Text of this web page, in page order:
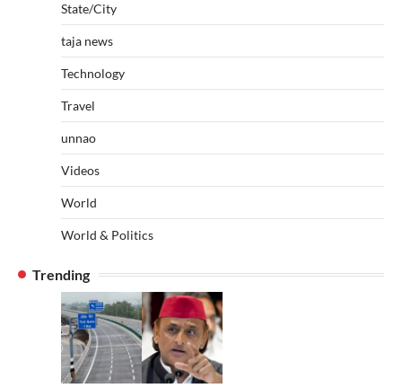
State/City
taja news
Technology
Travel
unnao
Videos
World
World & Politics
Trending